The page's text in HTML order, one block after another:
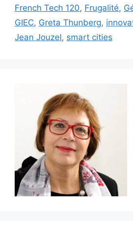
French Tech 120, Frugalité,
GIEC, Greta Thunberg,
Jean Jouzel, smart cities